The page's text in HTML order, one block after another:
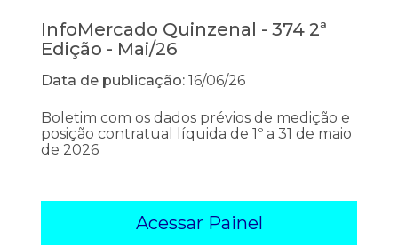
InfoMercado Quinzenal - 374 2ª
Edição - Mai/26
Data de publicação: 16/06/26
Boletim com os dados prévios de medição e
posição contratual líquida de 1º a 31 de maio
de 2026
Acessar Painel